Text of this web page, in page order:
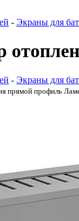
- Экраны для
- Экраны для
прямой профиль